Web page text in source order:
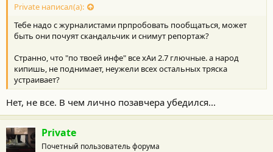
Private написал(а):
Тебе надо с журналистами прпробовать пообщаться, может
быть они почуят скандальчик и снимут репортаж?
Странно, что "по твоей инфе" все хАи 2.7 глючные. а народ
кипишь, не поднимает, неужели всех остальных тряска
устраивает?
Нет, не все. В чем лично позавчера убедился...
Private
Почетный пользователь форума